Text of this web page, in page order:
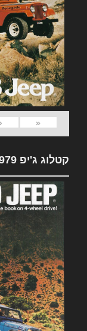
«
‹
קטלוג ג'יפ 1979